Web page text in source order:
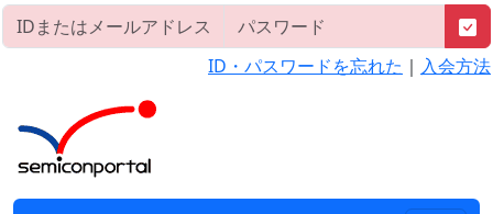
ID・パスワードを忘れた ｜ 入会方法